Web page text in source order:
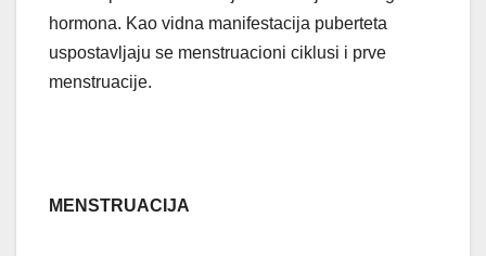
hormona. Kao vidna manifestacija puberteta
uspostavljaju se menstruacioni ciklusi i prve
menstruacije.
MENSTRUACIJA